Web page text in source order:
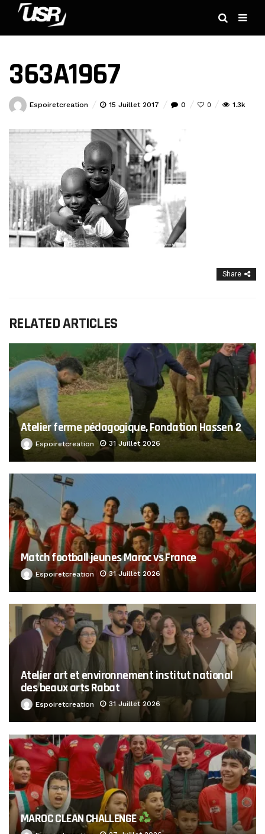
363A1967
Espoiretcreation 15 Juillet 2017 0 0 1.3k
Share
RELATED ARTICLES
Atelier ferme pédagogique, Fondation Hassen 2
Espoiretcreation 31 Juillet 2026
Match football jeunes Maroc vs France
Espoiretcreation 31 Juillet 2026
Atelier art et environnement institut national
des beaux arts Rabat
Espoiretcreation 31 Juillet 2026
MAROC CLEAN CHALLENGE